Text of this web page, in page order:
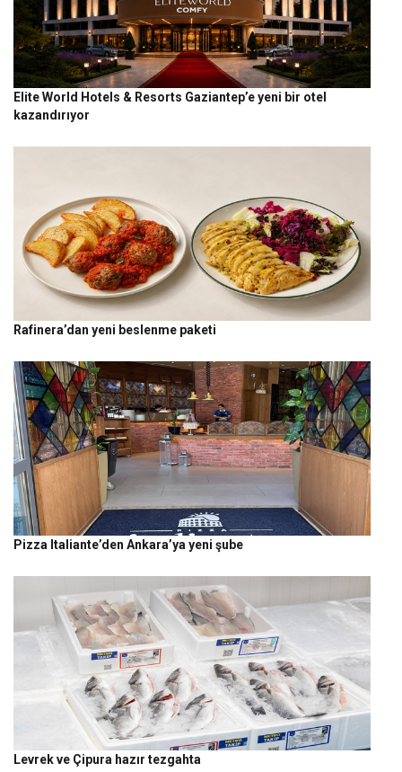
Elite World Hotels & Resorts Gaziantep’e yeni bir otel
kazandırıyor
Rafinera’dan yeni beslenme paketi
Pizza Italiante’den Ankara’ya yeni şube
Levrek ve Çipura hazır tezgahta